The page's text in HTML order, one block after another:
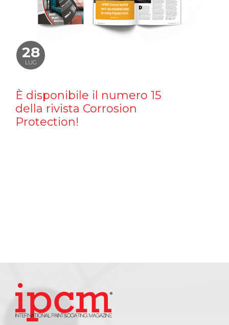
28
LUG
È disponibile il numero 15
della rivista Corrosion
Protection!